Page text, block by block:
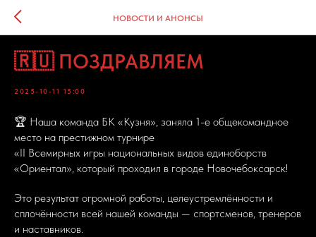
НОВОСТИ И АНОНСЫ
🇷🇺 ПОЗДРАВЛЯЕМ
2025-10-11 15:00
🏆 Наша команда БК «Кузня», заняла 1-е общекомандное
место на престижном турнире
«II Всемирных игры национальных видов единоборств
«Ориентал», который проходил в городе Новочебоксарск!
Это результат огромной работы, целеустремлённости и
сплочённости всей нашей команды — спортсменов, тренеров
и наставников.